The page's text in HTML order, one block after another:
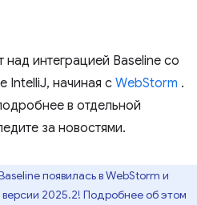
над интеграцией Baseline со
IntelliJ, начиная с WebStorm .
в отдельной
за новостями.
появилась в WebStorm и
версии 2025.2! Подробнее об этом